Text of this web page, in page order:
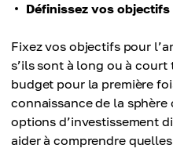
Définissez vos objectifs
Fixez vos objectifs pour
s’ils sont à long ou à
budget pour la première
connaissance de la
options d’investissement
aider à comprendre